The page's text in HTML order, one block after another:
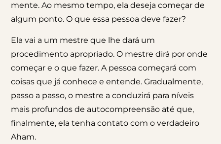
mente. Ao mesmo tempo, ela deseja começar de
algum ponto. O que essa pessoa deve fazer?
Ela vai a um mestre que lhe dará um
procedimento apropriado. O mestre dirá por onde
começar e o que fazer. A pessoa começará com
coisas que já conhece e entende. Gradualmente,
passo a passo, o mestre a conduzirá para níveis
mais profundos de autocompreensão até que,
finalmente, ela tenha contato com o verdadeiro
Aham.